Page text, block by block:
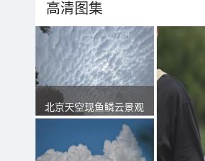
高清图集
北京天空现鱼鳞云景观